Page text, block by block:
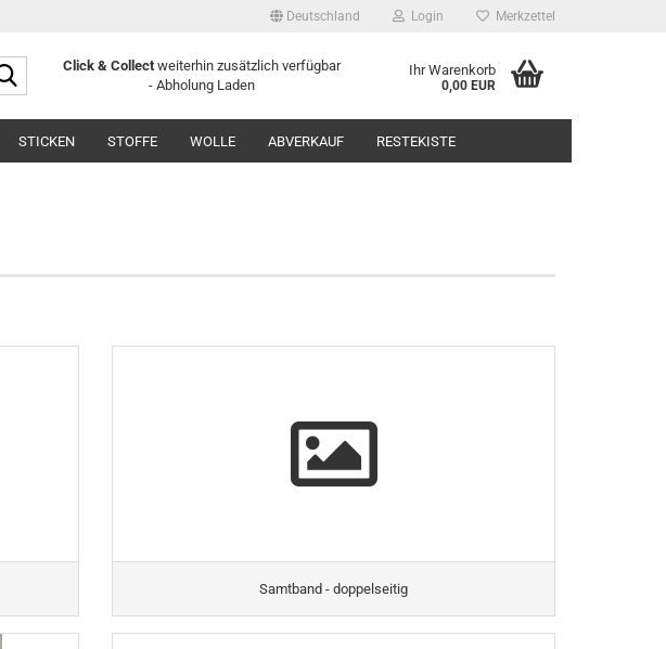
Deutschland Login Merkzettel
Suche...Click & Collectweiterhin zusätzlich verfügbar
- Abholung Laden
Ihr Warenkorb
0,00 EUR
STICKEN STOFFE WOLLE ABVERKAUF RESTEKISTE
Samtband - doppelseitig